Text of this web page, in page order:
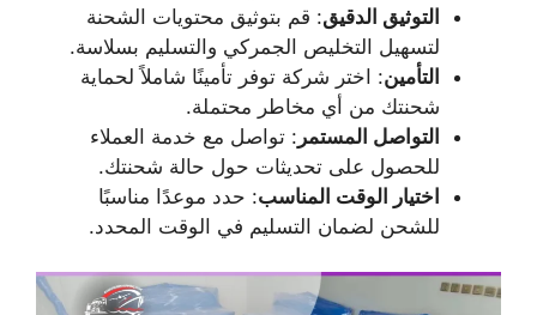
التوثيق الدقيق: قم بتوثيق محتويات الشحنة
لتسهيل التخليص الجمركي والتسليم بسلاسة.
التأمين: اختر شركة توفر تأمينًا شاملاً لحماية
شحنتك من أي مخاطر محتملة.
التواصل المستمر : تواصل مع خدمة العملاء
للحصول على تحديثات حول حالة شحنتك.
اختيار الوقت المناسب: حدد موعدًا مناسبًا
للشحن لضمان التسليم في الوقت المحدد.